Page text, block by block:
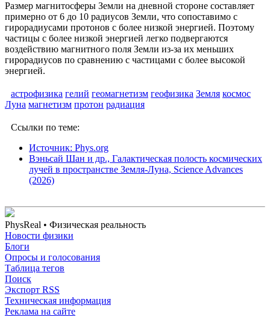
Размер магнитосферы Земли на дневной стороне составляет
примерно от 6 до 10 радиусов Земли, что сопоставимо с
гирорадиусами протонов с более низкой энергией. Поэтому
частицы с более низкой энергией легко подвергаются
воздействию магнитного поля Земли из-за их меньших
гирорадиусов по сравнению с частицами с более высокой
энергией.
астрофизика гелий геомагнетизм геофизика Земля космос
Луна магнетизм протон радиация
Ссылки по теме:
Источник: Phys.org
Вэньсай Шан и др., Галактическая полость космических
лучей в пространстве Земля-Луна, Science Advances
(2026)
PhysReal • Физическая реальность
Новости физики
Блоги
Опросы и голосования
Таблица тегов
Поиск
Экспорт RSS
Техническая информация
Реклама на сайте